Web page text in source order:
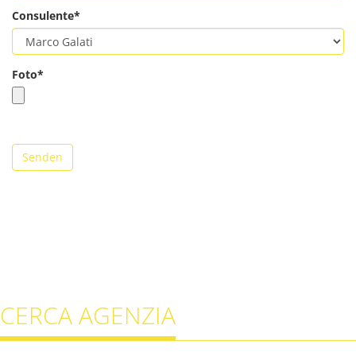
Consulente*
Foto*
Senden
CERCA AGENZIA